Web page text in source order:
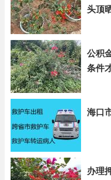
头顶
公积
条件
海口
办理